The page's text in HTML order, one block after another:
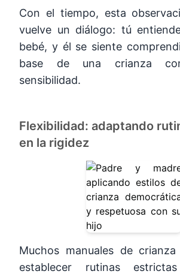
Con el tiempo, esta
vuelve un diálogo: tú
bebé, y él se siente
base de una crianza
sensibilidad.
Flexibilidad: adaptando
en la rigidez
Muchos manuales de crianza
establecer rutinas